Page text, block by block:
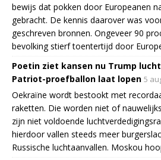
bewijs dat pokken door Europeanen
gebracht. De kennis daarover was
geschreven bronnen. Ongeveer 90
bevolking stierf toentertijd door
Poetin ziet kansen nu Trump
Patriot-proefballon laat lopen 5
Oekraïne wordt bestookt met
raketten. Die worden niet of
zijn niet voldoende
hierdoor vallen steeds meer
Russische luchtaanvallen. Moskou